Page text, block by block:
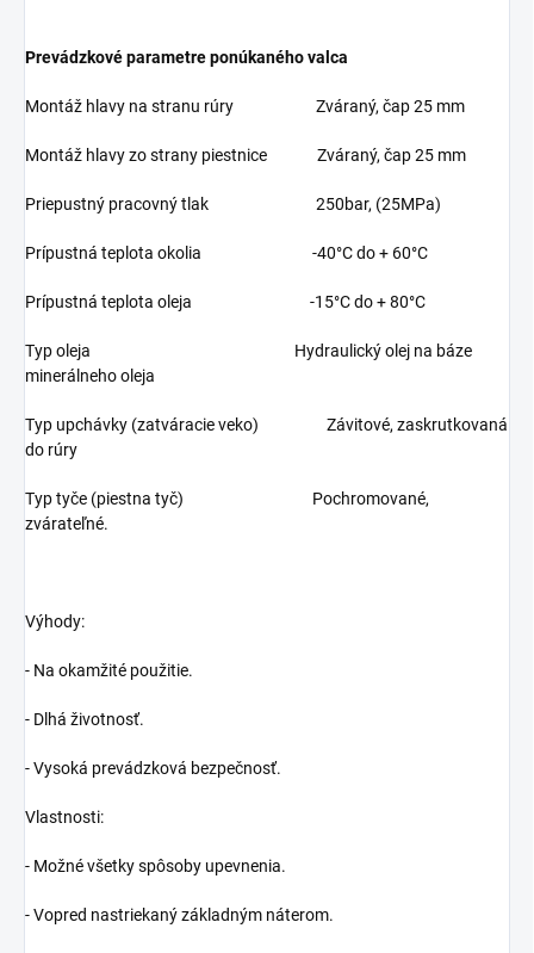
Prevádzkové parametre ponúkaného valca
Montáž hlavy na stranu rúry Zváraný, čap 25 mm
Montáž hlavy zo strany piestnice Zváraný, čap 25 mm
Priepustný pracovný tlak 250bar, (25MPa)
Prípustná teplota okolia -40°C do + 60°C
Prípustná teplota oleja -15°C do + 80°C
Typ oleja Hydraulický olej na báze
minerálneho oleja
Typ upchávky (zatváracie veko) Závitové, zaskrutkovaná
do rúry
Typ tyče (piestna tyč) Pochromované,
zvárateľné.
Výhody:
- Na okamžité použitie.
- Dlhá životnosť.
- Vysoká prevádzková bezpečnosť.
Vlastnosti:
- Možné všetky spôsoby upevnenia.
- Vopred nastriekaný základným náterom.